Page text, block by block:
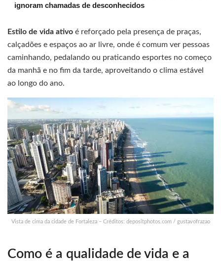
ignoram chamadas de desconhecidos
Estilo de vida ativo é reforçado pela presença de praças,
calçadões e espaços ao ar livre, onde é comum ver pessoas
caminhando, pedalando ou praticando esportes no começo
da manhã e no fim da tarde, aproveitando o clima estável
ao longo do ano.
Vista de cima da cidade de Fortaleza – Créditos: depositphotos.com / gustavofrazao
Como é a qualidade de vida e a